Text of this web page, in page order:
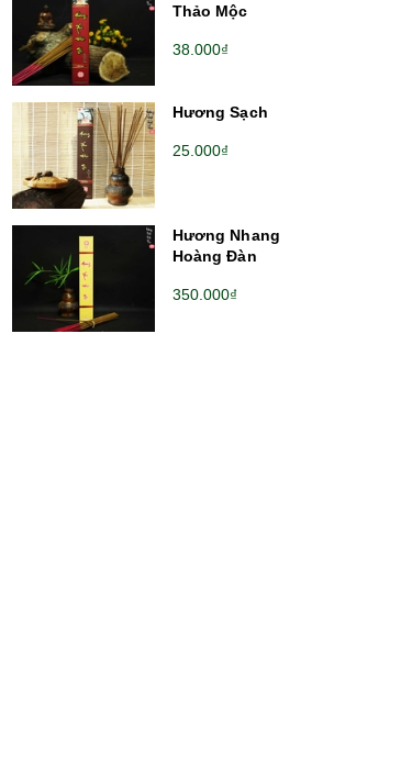
Thảo Mộc
38.000₫
Hương Sạch
25.000₫
Hương Nhang
Hoàng Đàn
350.000₫